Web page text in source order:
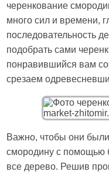
черенкование
много сил и времени,
последовательность
подобрать сами
понравившийся вам
срезаем
Важно, чтобы они
смородину с помощью
все дерево. Решив